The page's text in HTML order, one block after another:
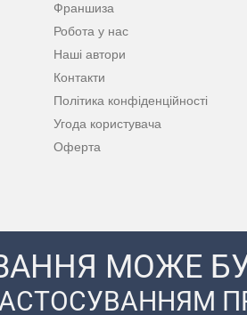
Франшиза
Робота у нас
Наші автори
Контакти
Політика конфіденційності
Угода користувача
Оферта
МОЖЕ